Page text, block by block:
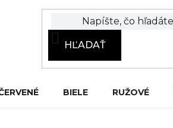
HĽADAŤ
BIELE RUŽOVÉ